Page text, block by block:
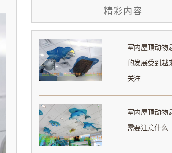
精彩内容
室内屋顶动物
的发展受到越
关注
室内屋顶动物
需要注意什么